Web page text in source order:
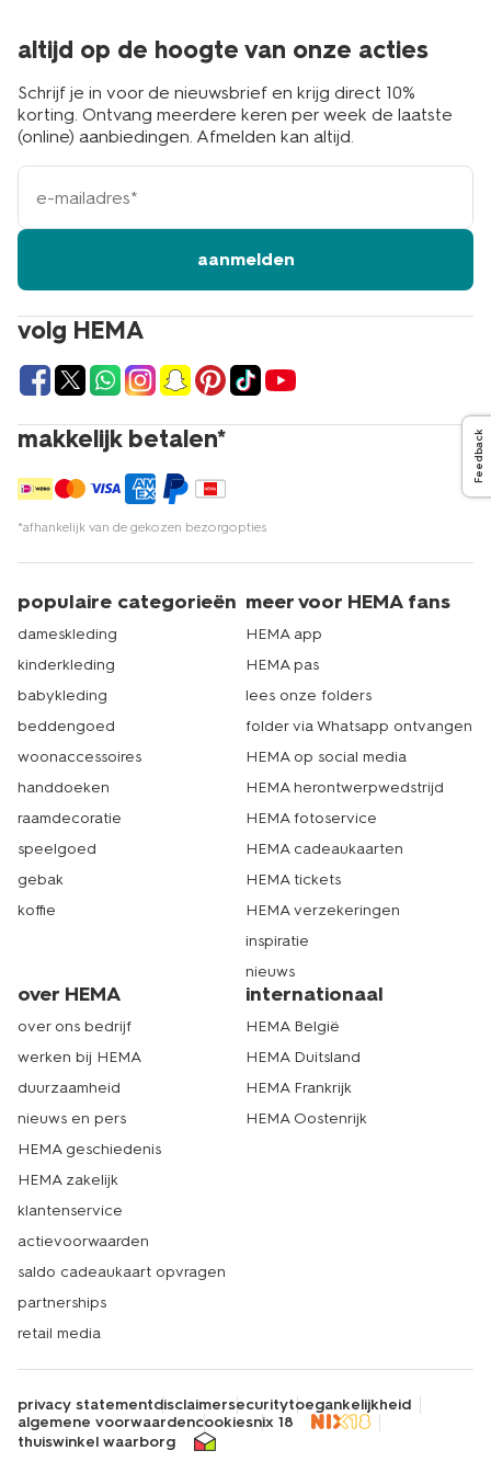
volg HEMA
makkelijk betalen*
*afhankelijk van de gekozen bezorgopties
altijd op de hoogte van onze acties
Schrijf je in voor de nieuwsbrief en krijg direct 10%
korting. Ontvang meerdere keren per week de laatste
(online) aanbiedingen. Afmelden kan altijd.
e-
mailadres
aanmelden
populaire categorieën
dameskleding
kinderkleding
babykleding
beddengoed
woonaccessoires
handdoeken
raamdecoratie
speelgoed
gebak
koffie
meer voor HEMA fans
HEMA app
HEMA pas
lees onze folders
folder via Whatsapp ontvangen
HEMA op social media
HEMA herontwerpwedstrijd
HEMA fotoservice
HEMA cadeaukaarten
HEMA tickets
HEMA verzekeringen
inspiratie
nieuws
over HEMA
over ons bedrijf
werken bij HEMA
duurzaamheid
nieuws en pers
HEMA geschiedenis
HEMA zakelijk
klantenservice
actievoorwaarden
saldo cadeaukaart opvragen
partnerships
retail media
internationaal
HEMA België
HEMA Duitsland
HEMA Frankrijk
HEMA Oostenrijk
privacy statementdisclaimersecuritytoegankelijkheid
algemene voorwaardencookiesnix 18
thuiswinkel waarborg
Feedback